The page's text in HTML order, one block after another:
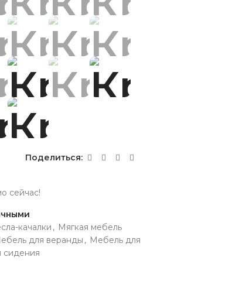
Поделиться:
сейчас!
качалки , Мягкая мебель
для веранды , Мебель для
сидения